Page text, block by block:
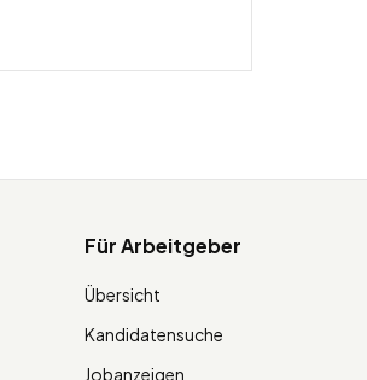
Für Arbeitgeber
Übersicht
Kandidatensuche
Jobanzeigen